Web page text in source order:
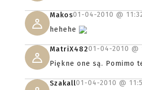
Makos01-04-2010 @
hehehe
MatriX48201-04-2010 @
Piękne one są. Pomimo
Szakall01-04-2010 @